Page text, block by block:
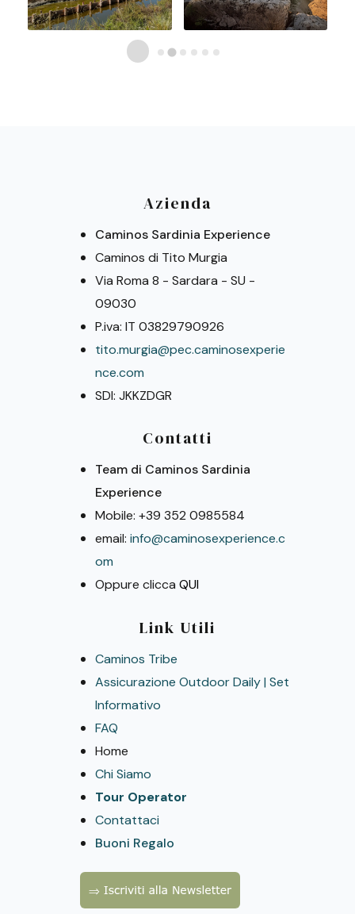
Azienda
Caminos Sardinia Experience
Caminos di Tito Murgia
Via Roma 8 - Sardara - SU -
09030
P.iva: IT 03829790926
tito.murgia@pec.caminosexperie
nce.com
SDI: JKKZDGR
Contatti
Team di Caminos Sardinia
Experience
Mobile: +39 352 0985584
email: info@caminosexperience.c
om
Oppure clicca QUI
Link Utili
Caminos Tribe
Assicurazione Outdoor Daily | Set
Informativo
FAQ
Home
Chi Siamo
Tour Operator
Contattaci
Buoni Regalo